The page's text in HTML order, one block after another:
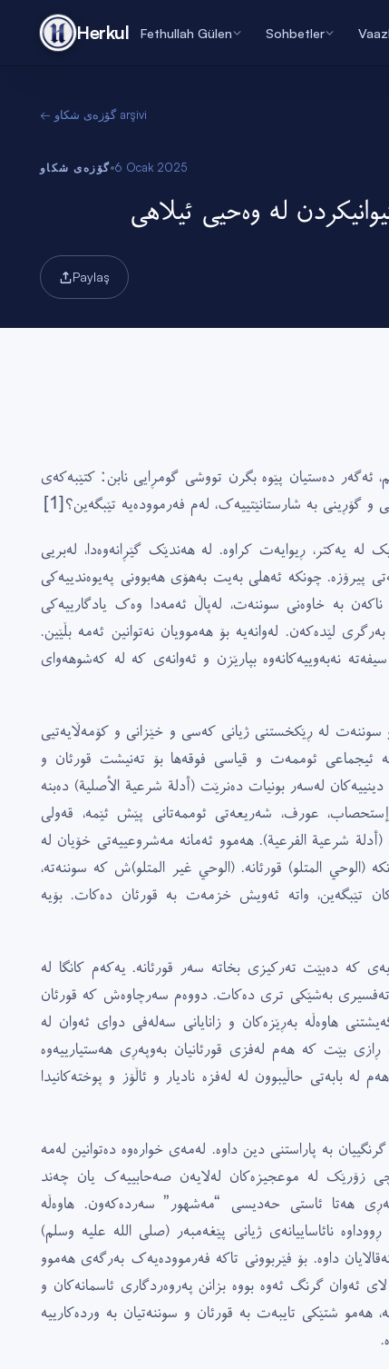
Herkul Fethullah Gülen Sohbetler
← گۆزەی شکاو arşivi
گۆزەی شکاو 6 Ocak 2025
لە وەحیی ئیلاهى
Paylaş
ئەگەر دەستیان پێوە بگرن تووشى گومڕایی نابن: کتێبەکەى
گۆڕینى بە شارستانێتییەک، لەم فەرموودەیە تێبگەین؟[1]
یەکتر، ڕیوایەت کراوە. لە هەندێک گێڕانەوەدا، لەبریی
چونکە ئەهلى بەیت بەهۆى هەبوونى پەیوەندییەکى
بە خاوەنى سوننەت، لەپاڵ ئەمەدا وەک یادگارییەکى
لێدەکەن. لەوانەیە بۆ هەموویان نەتوانین ئەمە بڵێین.
نەبەوییەکانەوە بپارێزن و ئەوانەى کە لە کەشوهەواى
لە ڕێکخستنى ژیانى کەسى و خێزانى و کۆمەڵایەتیی
ئیجماعى ئوممەت و قیاسى فوقەها بۆ تەنیشت قورئان و
لەسەر بونیات دەنرێت (أدلة شرعیة الأصلیة) دەبنە
عورف، شەریعەتى ئوممەتانى پێش ئێمە، قەولى
شرعیة الفرعیة). هەموو ئەمانە مەشروعییەتى خۆیان لە
(الوحي المتلو) قورئانە. (الوحي غیر المتلو)ش کە سوننەتە،
تێبگەین، واتە ئەویش خزمەت بە قورئان دەکات. بۆیە
کە دەبێت تەرکیزى بخاتە سەر قورئانە. یەکەم کانگا لە
تەفسیرى بەشێکى ترى دەکات. دووەم سەرچاوەش کە قورئان
هاوەڵە بەڕێزەکان و زانایانى سەلەفى دواى ئەوان لە
بێت کە هەم لەفزى قورئانیان بەوپەڕى هەستیارییەوە
بابەتى حاڵیبوون لە لەفزە نادیار و ئاڵۆز و پوختەکانیدا
بە پاراستنى دین داوە. لەمەى خوارەوە دەتوانین لەمە
زۆرێک لە موعجیزەکان لەلایەن صەحابییەک یان چەند
هەتا ئاستى حەدیسى “مەشهور” سەردەکەون. هاوەڵە
نائاساییانەى ژیانى پێغەمبەر (صلى الله علیە وسلم)
داوە. بۆ فێربوونى تاکە فەرموودەیەک بەرگەى هەموو
ئەوان گرنگ ئەوە بووە بزانن پەروەردگارى ئاسمانەکان و
شتێکى تایبەت بە قورئان و سوننەتیان بە وردەکارییە